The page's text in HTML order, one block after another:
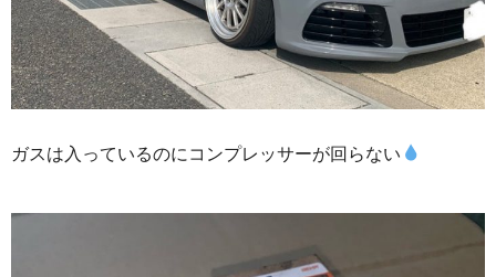
ガスは入っているのにコンプレッサーが回らない